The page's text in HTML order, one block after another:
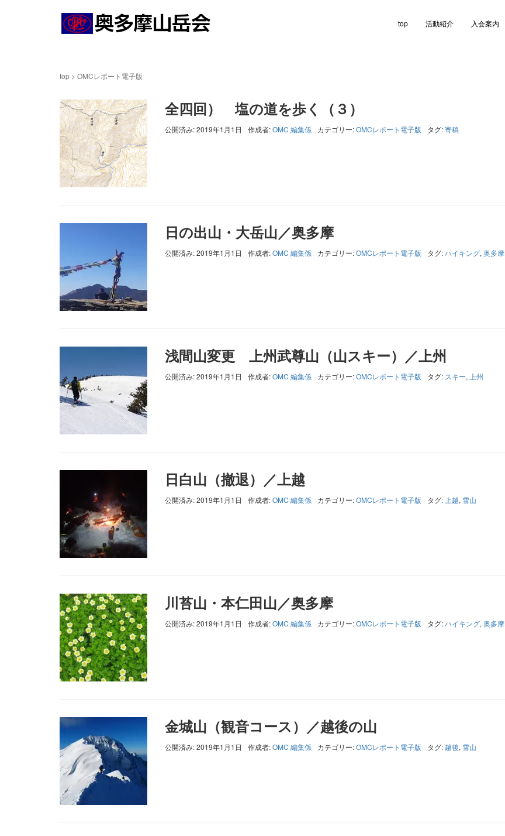
top 活動紹介 入会案内
top > OMCレポート電子版
全四回） 塩の道を歩く（３）
公開済み: 2019年1月1日 作成者:OMC 編集係 カテゴリー:OMCレポート電子版 タグ:寄稿
日の出山・大岳山／奥多摩
公開済み: 2019年1月1日 作成者:OMC 編集係 カテゴリー:OMCレポート電子版 タグ:ハイキング, 奥多摩
浅間山変更 上州武尊山（山スキー）／上州
公開済み: 2019年1月1日 作成者:OMC 編集係 カテゴリー:OMCレポート電子版 タグ: スキー, 上州
日白山（撤退）／上越
公開済み: 2019年1月1日 作成者:OMC 編集係 カテゴリー:OMCレポート電子版 タグ: 上越, 雪山
川苔山・本仁田山／奥多摩
公開済み: 2019年1月1日 作成者:OMC 編集係 カテゴリー:OMCレポート電子版 タグ:ハイキング, 奥多摩
金城山（観音コース）／越後の山
公開済み: 2019年1月1日 作成者:OMC 編集係 カテゴリー:OMCレポート電子版 タグ: 越後, 雪山